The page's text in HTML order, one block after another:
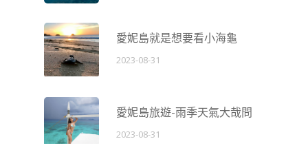
愛妮島就是想要看小海龜
2023-08-31
愛妮島旅遊-雨季天氣大哉問
2023-08-31